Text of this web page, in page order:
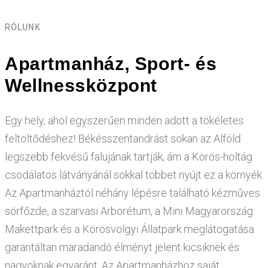
RÓLUNK
Apartmanház, Sport- és
Wellnessközpont
Egy hely, ahol egyszerűen minden adott a tökéletes
feltöltődéshez! Békésszentandrást sokan az Alföld
legszebb fekvésű falujának tartják, ám a Körös-holtág
csodálatos látványánál sokkal többet nyújt ez a környék.
Az Apartmanháztól néhány lépésre található kézműves
sörfőzde, a szarvasi Arborétum, a Mini Magyarország
Makettpark és a Körösvölgyi Állatpark meglátogatása
garantáltan maradandó élményt jelent kicsiknek és
nagyoknak egyaránt. Az Apartmanházhoz saját,